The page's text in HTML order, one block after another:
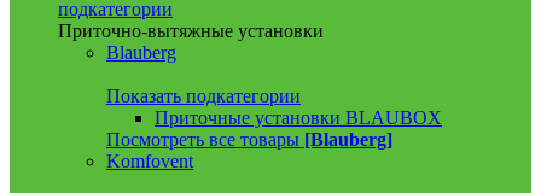
подкатегории
Приточно-вытяжные установки
Blauberg
Показать подкатегории
Приточные установки BLAUBOX
Посмотреть все товары [Blauberg]
Komfovent